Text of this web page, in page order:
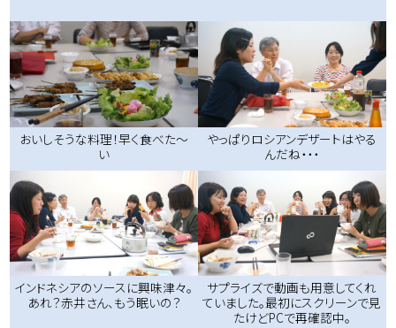
おいしそうな料理！早く食べた～
い
やっぱりロシアンデザートはやる
んだね・・・
インドネシアのソースに興味津々。
あれ？赤井さん、もう眠いの？
サプライズで動画も用意してくれ
ていました。最初にスクリーンで見
たけどPCで再確認中。